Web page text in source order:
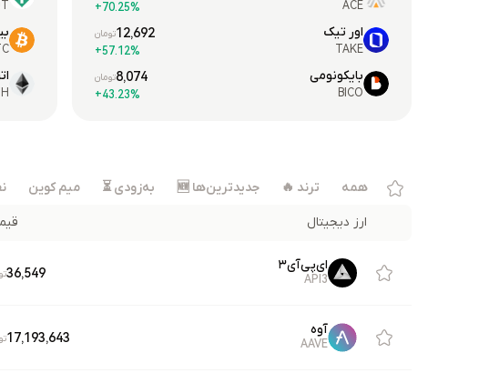
ACE
70.25%+
اور تیک
TAKE
12,692تومان
57.12%+
بایکونومی
BICO
8,074تومان
43.23%+
همه ترند 🔥 جدیدترین‌ها 🆕 به‌زودی ⏳ میم کوین
ارز دیجیتال
ای‌پی‌آی۳
API3
36,549
آوه
AAVE
17,193,643